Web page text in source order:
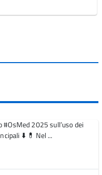
#OsMed 2025 sull’uso dei
⬇️ 💊 Nel ...